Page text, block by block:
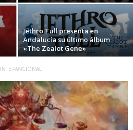
Jethro Tull presenta en
Andalucía su último álbum
«The Zealot Gene»
INTERANCIONAL